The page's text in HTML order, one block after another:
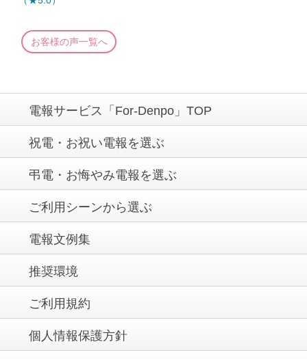
お客様の声一覧へ
電報サービス「For-Denpo」TOP
祝電・お祝い電報を選ぶ
弔電・お悔やみ電報を選ぶ
ご利用シーンから選ぶ
電報文例集
推奨環境
ご利用規約
個人情報保護方針